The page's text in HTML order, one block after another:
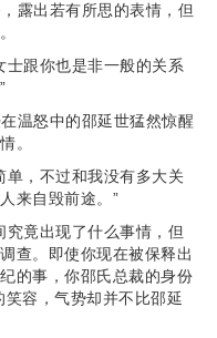
露出若有所思的表情，但
士跟你也是非一般的关系
温怒中的邵延世猛然惊醒
。
单，不过和我没有多大关
来自毁前途。”
究竟出现了什么事情，但
查。即使你现在被保释出
的事，你邵氏总裁的身份
容，气势却并不比邵延